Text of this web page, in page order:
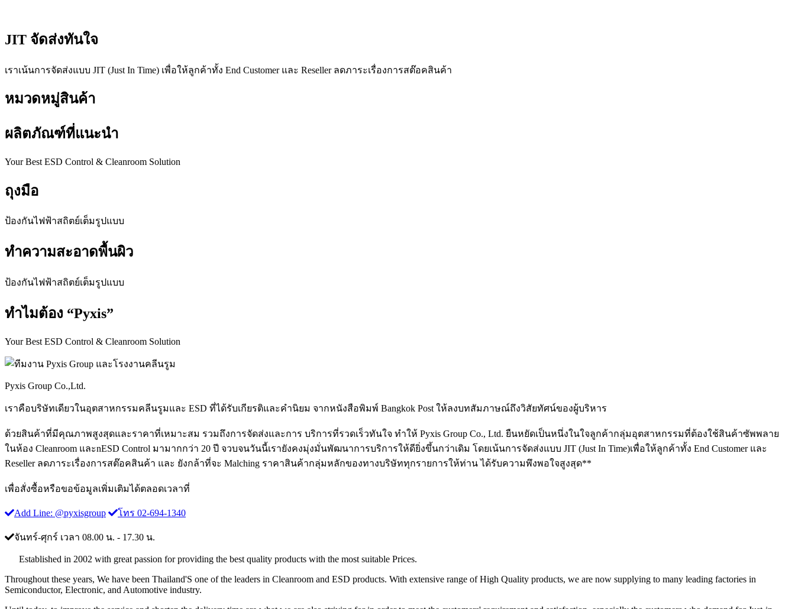
JIT จัดส่งทันใจ
เราเน้นการจัดส่งแบบ JIT (Just In Time) เพื่อให้ลูกค้าทั้ง End Customer และ Reseller ลดภาระเรื่องการสต๊อคสินค้า
หมวดหมู่สินค้า
ผลิตภัณฑ์ที่แนะนำ
Your Best ESD Control & Cleanroom Solution
ถุงมือ
ป้องกันไฟฟ้าสถิตย์เต็มรูปแบบ
ทำความสะอาดพื้นผิว
ป้องกันไฟฟ้าสถิตย์เต็มรูปแบบ
ทำไมต้อง “Pyxis”
Your Best ESD Control & Cleanroom Solution
Pyxis Group Co.,Ltd.
เราคือบริษัทเดียวในอุตสาหกรรมคลีนรูมและ ESD ที่ได้รับเกียรติและคำนิยม จากหนังสือพิมพ์ Bangkok Post ให้ลงบทสัมภาษณ์ถึงวิสัยทัศน์ของผู้บริหาร
ด้วยสินค้าที่มีคุณภาพสูงสุดและราคาที่เหมาะสม รวมถึงการจัดส่งและการ บริการที่รวดเร็วทันใจ ทำให้ Pyxis Group Co., Ltd. ยืนหยัดเป็นหนึ่งในใจลูกค้ากลุ่มอุตสาหกรรมที่ต้องใช้สินค้าซัพพลาย
ในห้อง Cleanroom และnESD Control มามากกว่า 20 ปี จวบจนวันนี้เรายังคงมุ่งมั่นพัฒนาการบริการให้ดียิ่งขึ้นกว่าเดิม โดยเน้นการจัดส่งแบบ JIT (Just In Time)เพื่อให้ลูกค้าทั้ง End Customer และ
Reseller ลดภาระเรื่องการสต๊อคสินค้า และ ยังกล้าที่จะ Malching ราคาสินค้ากลุ่มหลักของทางบริษัททุกรายการให้ท่าน ได้รับความพึงพอใจสูงสุด**
เพื่อสั่งซื้อหรือขอข้อมูลเพิ่มเติมได้ตลอดเวลาที่
Add Line: @pyxisgroup โทร 02-694-1340
จันทร์-ศุกร์ เวลา 08.00 น. - 17.30 น.
Established in 2002 with great passion for providing the best quality products with the most suitable Prices.
Throughout these years, We have been Thailand'S one of the leaders in Cleanroom and ESD products. With extensive range of High Quality products, we are now supplying to many leading factories in
Semiconductor, Electronic, and Automotive industry.